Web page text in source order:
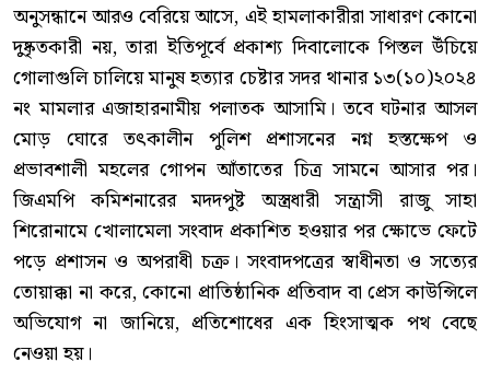
অনুসন্ধানে আরও বেরিয়ে আসে, এই হামলাকারীরা সাধারণ কোনো
দুষ্কৃতকারী নয়, তারা ইতিপূর্বে প্রকাশ্য দিবালোকে পিস্তল উঁচিয়ে
গোলাগুলি চালিয়ে মানুষ হত্যার চেষ্টার সদর থানার ১৩(১০)২০২৪
নং মামলার এজাহারনামীয় পলাতক আসামি। তবে ঘটনার আসল
মোড় ঘোরে তৎকালীন পুলিশ প্রশাসনের নগ্ন হস্তক্ষেপ ও
প্রভাবশালী মহলের গোপন আঁতাতের চিত্র সামনে আসার পর।
জিএমপি কমিশনারের মদদপুষ্ট অস্ত্রধারী সন্ত্রাসী রাজু সাহা
শিরোনামে খোলামেলা সংবাদ প্রকাশিত হওয়ার পর ক্ষোভে ফেটে
পড়ে প্রশাসন ও অপরাধী চক্র। সংবাদপত্রের স্বাধীনতা ও সত্যের
তোয়াক্কা না করে, কোনো প্রাতিষ্ঠানিক প্রতিবাদ বা প্রেস কাউন্সিলে
অভিযোগ না জানিয়ে, প্রতিশোধের এক হিংসাত্মক পথ বেছে
নেওয়া হয়।